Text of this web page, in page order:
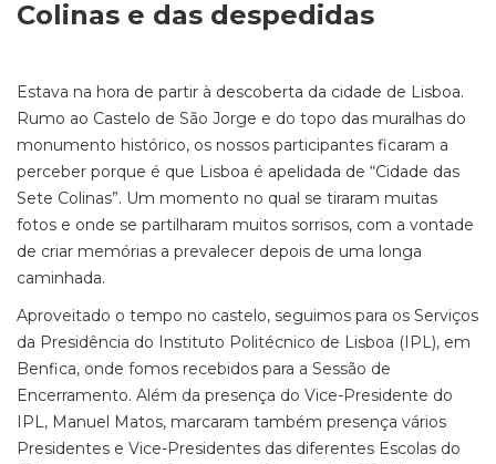
Colinas e das despedidas
Estava na hora de partir à descoberta da cidade de Lisboa.
Rumo ao Castelo de São Jorge e do topo das muralhas do
monumento histórico, os nossos participantes ficaram a
perceber porque é que Lisboa é apelidada de “Cidade das
Sete Colinas”. Um momento no qual se tiraram muitas
fotos e onde se partilharam muitos sorrisos, com a vontade
de criar memórias a prevalecer depois de uma longa
caminhada.
Aproveitado o tempo no castelo, seguimos para os Serviços
da Presidência do Instituto Politécnico de Lisboa (IPL), em
Benfica, onde fomos recebidos para a Sessão de
Encerramento. Além da presença do Vice-Presidente do
IPL, Manuel Matos, marcaram também presença vários
Presidentes e Vice-Presidentes das diferentes Escolas do